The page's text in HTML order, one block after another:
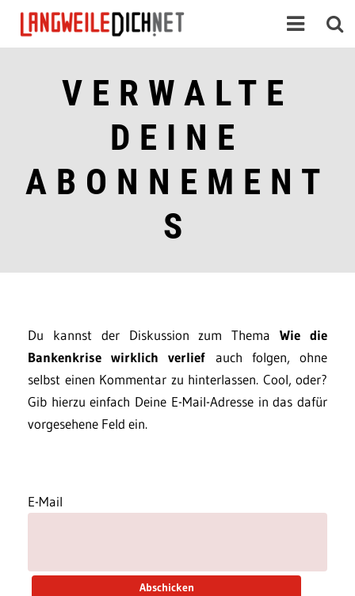
VERWALTE
DEINE
ABONNEMENT
S
Du kannst der Diskussion zum ThemaWie die
Bankenkrise wirklich verlief auch folgen, ohne
selbst einen Kommentar zu hinterlassen. Cool, oder?
Gib hierzu einfach Deine E-Mail-Adresse in das dafür
vorgesehene Feld ein.
E-Mail